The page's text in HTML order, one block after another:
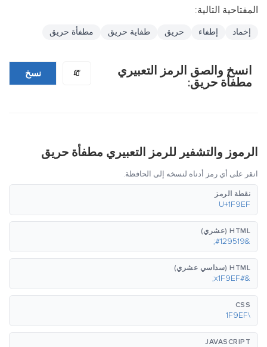
المفتاحية التالية:
إخماد إطفاء حريق طفاية حريق مطفأة حريق
انسخ والصق الرمز التعبيري
مطفأة حريق:
🧯 نسخ
الرموز والتشفير للرمز التعبيري مطفأة حريق
انقر على أي رمز أدناه لنسخه إلى الحافظة.
نقطة الرمز
U+1F9EF
HTML (عشري)
&#129519;
HTML (سداسي عشري)
&#x1F9EF;
CSS
\1F9EF
JAVASCRIPT